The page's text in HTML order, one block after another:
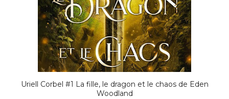
Uriell Corbel #1 La fille, le dragon et le chaos de Eden
Woodland